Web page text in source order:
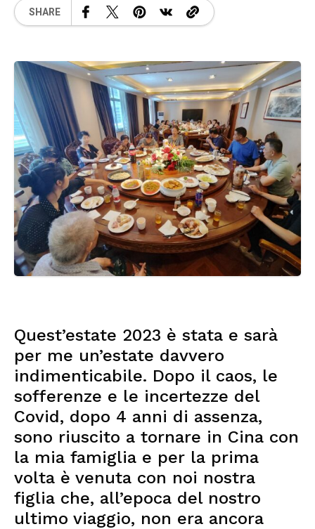
SHARE
Quest’estate 2023 è stata e sarà
per me un’estate davvero
indimenticabile. Dopo il caos, le
sofferenze e le incertezze del
Covid, dopo 4 anni di assenza,
sono riuscito a tornare in Cina con
la mia famiglia e per la prima
volta è venuta con noi nostra
figlia che, all’epoca del nostro
ultimo viaggio, non era ancora